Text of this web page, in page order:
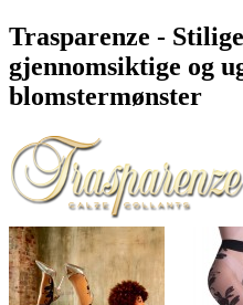
Trasparenze -
gjennomsiktige og
blomstermønster